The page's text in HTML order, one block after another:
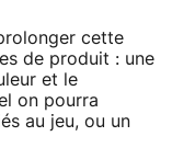
cette
de produit : une
et le
on pourra
au jeu, ou un